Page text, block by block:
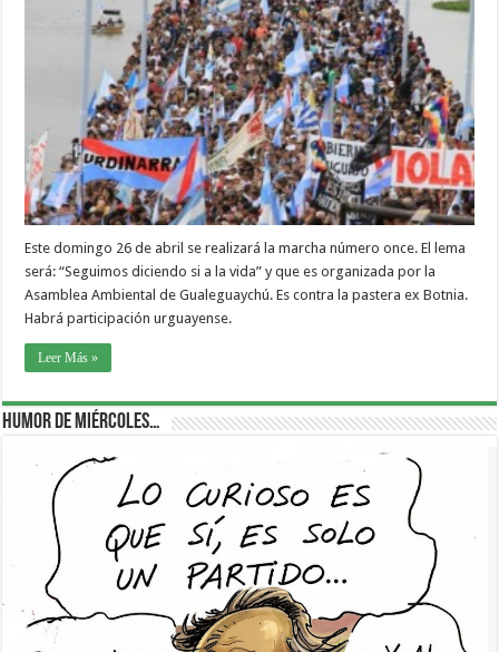
Este domingo 26 de abril se realizará la marcha número once. El lema
será: “Seguimos diciendo si a la vida” y que es organizada por la
Asamblea Ambiental de Gualeguaychú. Es contra la pastera ex Botnia.
Habrá participación urguayense.
Leer Más »
Humor de Miércoles…